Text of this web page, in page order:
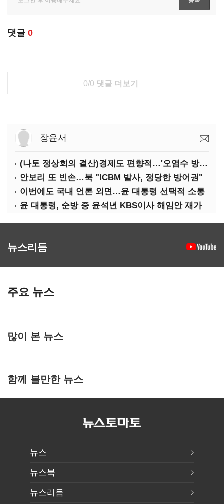
댓글 0
0/0 댓글 더보기
장윤서
(나토 정상회의 결산)경제도 편향적…'오염수 방류'만 용인
안보리 또 빈손…북 "ICBM 발사, 정당한 방어권"
이번에도 국내 언론 외면…윤 대통령 선택적 소통
윤 대통령, 순방 중 윤석년 KBS이사 해임안 재가
뉴스리듬
주요 뉴스
많이 본 뉴스
함께 볼만한 뉴스
뉴스
뉴스북
뉴스리듬